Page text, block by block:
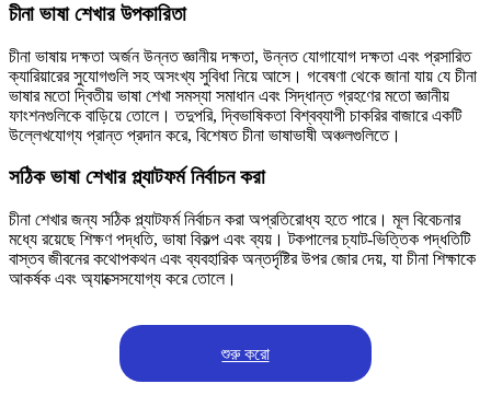
চীনা ভাষা শেখার উপকারিতা
চীনা ভাষায় দক্ষতা অর্জন উন্নত জ্ঞানীয় দক্ষতা, উন্নত যোগাযোগ দক্ষতা এবং প্রসারিত
ক্যারিয়ারের সুযোগগুলি সহ অসংখ্য সুবিধা নিয়ে আসে। গবেষণা থেকে জানা যায় যে চীনা
ভাষার মতো দ্বিতীয় ভাষা শেখা সমস্যা সমাধান এবং সিদ্ধান্ত গ্রহণের মতো জ্ঞানীয়
ফাংশনগুলিকে বাড়িয়ে তোলে। তদুপরি, দ্বিভাষিকতা বিশ্বব্যাপী চাকরির বাজারে একটি
উল্লেখযোগ্য প্রান্ত প্রদান করে, বিশেষত চীনা ভাষাভাষী অঞ্চলগুলিতে।
সঠিক ভাষা শেখার প্ল্যাটফর্ম নির্বাচন করা
চীনা শেখার জন্য সঠিক প্ল্যাটফর্ম নির্বাচন করা অপ্রতিরোধ্য হতে পারে। মূল বিবেচনার
মধ্যে রয়েছে শিক্ষণ পদ্ধতি, ভাষা বিকল্প এবং ব্যয়। টকপালের চ্যাট-ভিত্তিক পদ্ধতিটি
বাস্তব জীবনের কথোপকথন এবং ব্যবহারিক অন্তর্দৃষ্টির উপর জোর দেয়, যা চীনা শিক্ষাকে
আকর্ষক এবং অ্যাক্সেসযোগ্য করে তোলে।
শুরু করো